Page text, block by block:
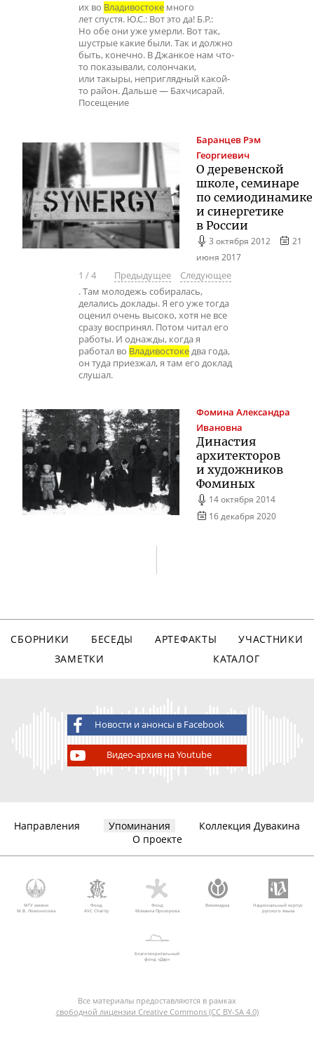
их во Владивостоке много
лет спустя. Ю.С.: Вот это да! Б.Р.:
Но обе они уже умерли. Вот так,
шустрые какие были. Так и должно
быть, конечно. В Джанкое нам что-
то показывали, солончаки,
или такыры, неприглядный какой-
то район. Дальше — Бахчисарай.
Посещение
Баранцев Рэм
Георгиевич
О деревенской
школе, семинаре
по семиодинамике
и синергетике
в России
3 октября 2012
21
июня 2017
1 /4 Предыдущее
Следующее
. Там молодежь собиралась,
делались доклады. Я его уже тогда
оценил очень высоко, хотя не все
сразу воспринял. Потом читал его
работы. И однажды, когда я
работал во Владивостокедва года,
он туда приезжал, я там его доклад
слушал.
Фомина Александра
Ивановна
Династия
архитекторов
и художников
Фоминых
14 октября 2014
16 декабря 2020
СБОРНИКИ БЕСЕДЫ АРТЕФАКТЫ
УЧАСТНИКИ
ЗАМЕТКИ
КАТАЛОГ
Новости и анонсы в Facebook
Видео-архив на Youtube
Направления Упоминания
Коллекция Дувакина
О проекте
МГУ имени
М.В. Ломоносова
Фонд
AVC Charity
Фонд
Михаила Прохорова
Викимедиа
Национальный корпус
русского языка
Благотворительный
фонд «Дар»
Все материалы предоставляются в рамках
свободной лицензии Creative Commons (CC BY-SA 4.0)